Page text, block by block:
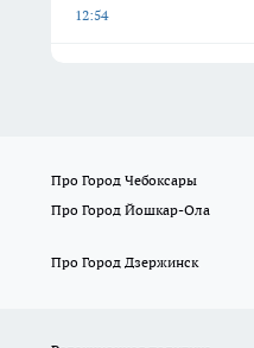
12:54
Про Город Чебоксары
Про Город Йошкар-Ола
Про Город Дзержинск